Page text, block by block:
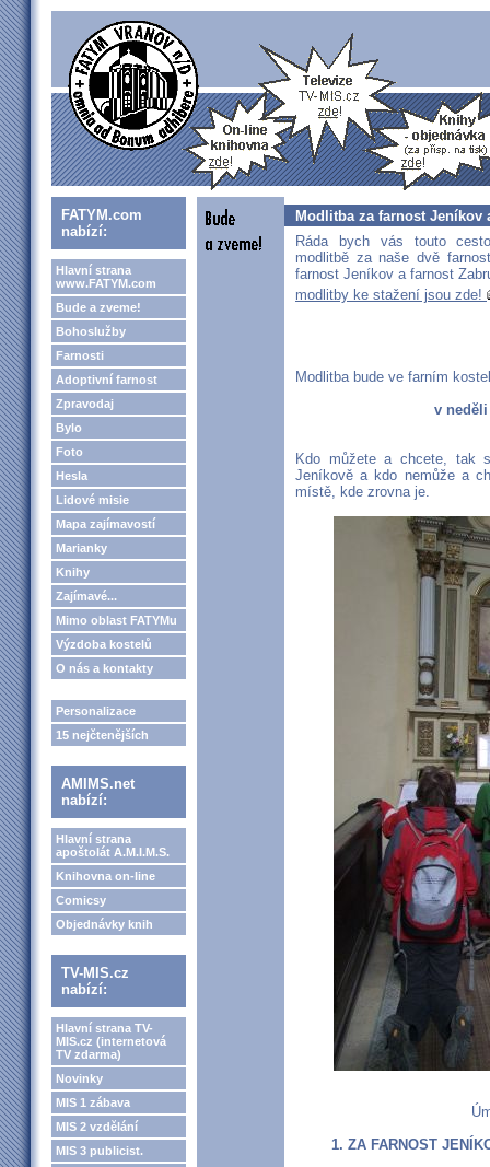
FATYM.com
nabízí:
Hlavní strana
www.FATYM.com
Bude a zveme!
Bohoslužby
Farnosti
Adoptivní farnost
Zpravodaj
Bylo
Foto
Hesla
Lidové misie
Mapa zajímavostí
Marianky
Knihy
Zajímavé...
Mimo oblast FATYMu
Výzdoba kostelů
O nás a kontakty
Personalizace
15 nejčtenějších
AMIMS.net
nabízí:
Hlavní strana
apoštolát A.M.I.M.S.
Knihovna on-line
Comicsy
Objednávky knih
TV-MIS.cz
nabízí:
Hlavní strana TV-
MIS.cz (internetová
TV zdarma)
Novinky
MIS 1 zábava
MIS 2 vzdělání
MIS 3 publicist.
Modlitba za farnost Jeníkov
Ráda bych vás touto
modlitbě za naše dvě
farnost Jeníkov a farnost
modlitby ke stažení jsou zde!
Modlitba bude ve farním
v neděli
Kdo můžete a chcete, tak
Jeníkově a kdo nemůže a
místě, kde zrovna je.
1. ZA FARNOST